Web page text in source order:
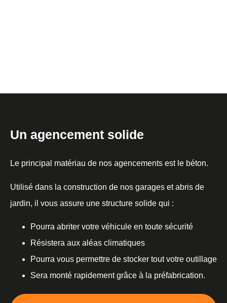
Un agencement solide
Le principal matériau de nos agencements est le béton.
Utilisé dans la construction de nos garages et abris de
jardin, il vous assure une structure solide qui :
Pourra abriter votre véhicule en toute sécurité
Résistera aux aléas climatiques
Pourra vous permettre de stocker tout votre outillage
Sera monté rapidement grâce à la préfabrication.